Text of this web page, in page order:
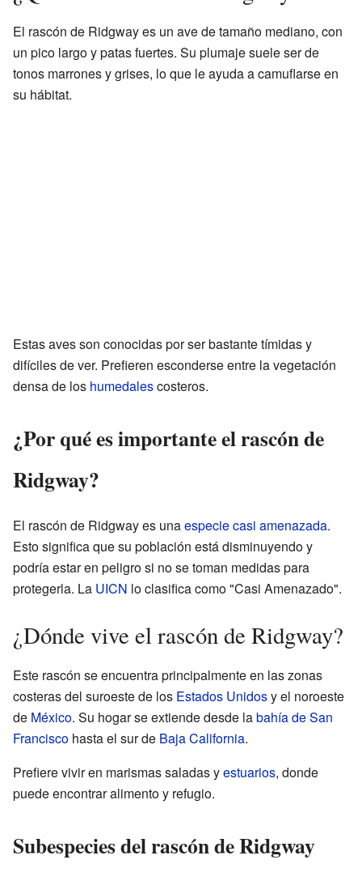
El rascón de Ridgway es un ave de tamaño mediano, con
un pico largo y patas fuertes. Su plumaje suele ser de
tonos marrones y grises, lo que le ayuda a camuflarse en
su hábitat.
Estas aves son conocidas por ser bastante tímidas y
difíciles de ver. Prefieren esconderse entre la vegetación
densa de los humedalescosteros.
¿Por qué es importante el rascón de
Ridgway?
El rascón de Ridgway es unaespecie casi amenazada.
Esto significa que su población está disminuyendo y
podría estar en peligro si no se toman medidas para
protegerla. La UICN lo clasifica como "Casi Amenazado".
¿Dónde vive el rascón de Ridgway?
Este rascón se encuentra principalmente en las zonas
costeras del suroeste de los Estados Unidosy el noroeste
de México. Su hogar se extiende desde labahía de San
Francisco hasta el sur de Baja California.
Prefiere vivir en marismas saladas yestuarios, donde
puede encontrar alimento y refugio.
Subespecies del rascón de Ridgway